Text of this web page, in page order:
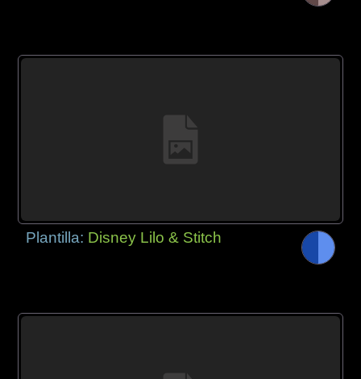
Plantilla: Disney Lilo & Stitch